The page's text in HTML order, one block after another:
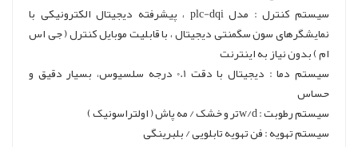
سیستم کنترل : مدل plc-dqi ، پیشرفته دیجیتال الکترونیکی با
نمایشگر‌های سون سگمنتی دیجیتال ، با قابلیت موبایل کنترل ( جی اس
ام ) بدون نیاز به اینترنت
سیستم دما : دیجیتال با دقت 0.1 درجه سلسیوس، بسیار دقیق و
حساس
سیستم رطوبت : w/d‌تر و خشک / مه پاش ( اولتراسونیک )
سیستم تهویه : فن تهویه تابلویی / بلبرینگی